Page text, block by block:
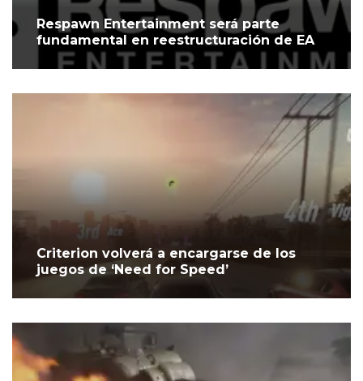
Respawn Entertainment será parte
fundamental en reestructuración de EA
Criterion volverá a encargarse de los
juegos de ‘Need for Speed’